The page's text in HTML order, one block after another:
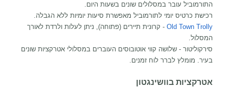
התורמוביל עובר במסלולים שונים בשעות היום.
רכישת כרטיס יומי לתורמוביל מאפשרת סיעות יומיות ללא הגבלה.
Old Town Trolly - קרונית תיירים (פתוחה), ניתן לעלות ולרדת לאורך
המסלול.
סירקוליטור - שלושה קווי אוטובוסים העוברים במסלולי אטרקציות שונים
בעיר. מומלץ לברר לוח זמנים.
אטרקציות בוושינגטון